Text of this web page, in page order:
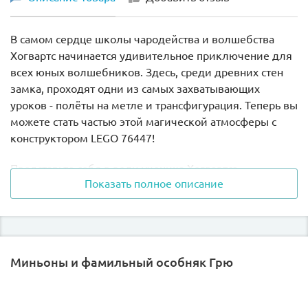
В самом сердце школы чародейства и волшебства
Хогвартс начинается удивительное приключение для
всех юных волшебников. Здесь, среди древних стен
замка, проходят одни из самых захватывающих
уроков - полёты на метле и трансфигурация. Теперь вы
можете стать частью этой магической атмосферы с
конструктором LEGO 76447!
Представьте себя в роли ученика Хогвартса,
готовящегося к первому полёту. Под руководством
строгой, но справедливой мадам Трюк вы осваиваете
искусство управления метлой, а в соседнем классе
профессор Макгонагалл учит превращать одни
Показать полное описание
Миньоны и фамильный особняк Грю